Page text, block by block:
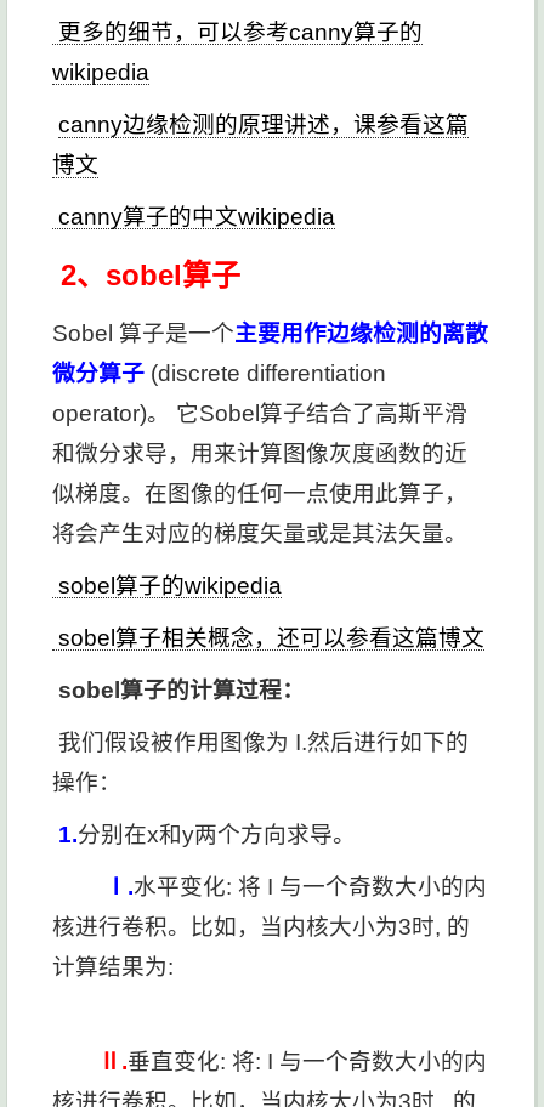
更多的细节，可以参考canny算子的
wikipedia
canny边缘检测的原理讲述，课参看这篇
博文
canny算子的中文wikipedia
2、sobel算子
Sobel 算子是一个主要用作边缘检测的离散
微分算子 (discrete differentiation
operator)。 它Sobel算子结合了高斯平滑
和微分求导，用来计算图像灰度函数的近
似梯度。在图像的任何一点使用此算子，
将会产生对应的梯度矢量或是其法矢量。
sobel算子的wikipedia
sobel算子相关概念，还可以参看这篇博文
sobel算子的计算过程：
我们假设被作用图像为 I.然后进行如下的
操作：
1.分别在x和y两个方向求导。
Ⅰ.水平变化: 将 I 与一个奇数大小的内
核进行卷积。比如，当内核大小为3时, 的
计算结果为:
Ⅱ.垂直变化: 将: I 与一个奇数大小的内
核进行卷积。比如，当内核大小为3时, 的